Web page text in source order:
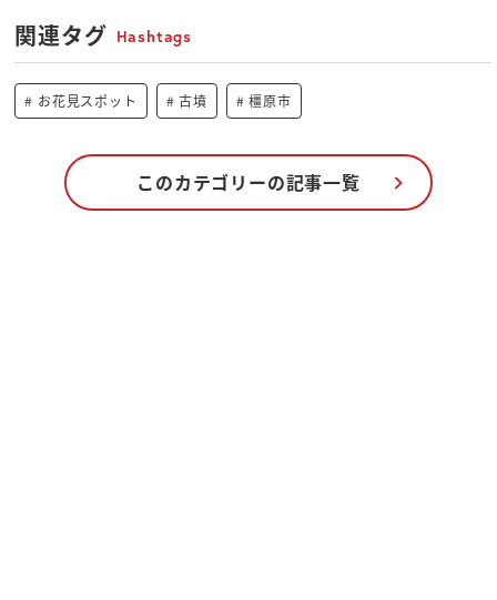
関連タグ Hashtags
お花見スポット 古墳 橿原市
このカテゴリーの記事一覧